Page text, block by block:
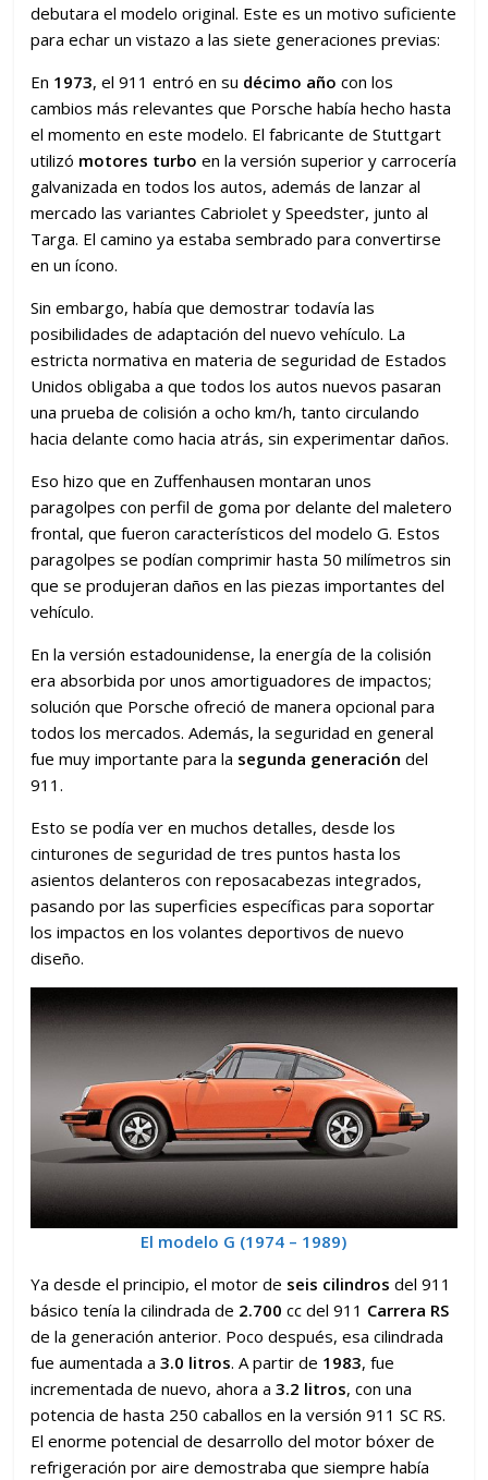
debutara el modelo original. Este es un motivo suficiente
para echar un vistazo a las siete generaciones previas:
En 1973, el 911 entró en su décimo año con los
cambios más relevantes que Porsche había hecho hasta
el momento en este modelo. El fabricante de Stuttgart
utilizó motores turbo en la versión superior y carrocería
galvanizada en todos los autos, además de lanzar al
mercado las variantes Cabriolet y Speedster, junto al
Targa. El camino ya estaba sembrado para convertirse
en un ícono.
Sin embargo, había que demostrar todavía las
posibilidades de adaptación del nuevo vehículo. La
estricta normativa en materia de seguridad de Estados
Unidos obligaba a que todos los autos nuevos pasaran
una prueba de colisión a ocho km/h, tanto circulando
hacia delante como hacia atrás, sin experimentar daños.
Eso hizo que en Zuffenhausen montaran unos
paragolpes con perfil de goma por delante del maletero
frontal, que fueron característicos del modelo G. Estos
paragolpes se podían comprimir hasta 50 milímetros sin
que se produjeran daños en las piezas importantes del
vehículo.
En la versión estadounidense, la energía de la colisión
era absorbida por unos amortiguadores de impactos;
solución que Porsche ofreció de manera opcional para
todos los mercados. Además, la seguridad en general
fue muy importante para la segunda generación del
911.
Esto se podía ver en muchos detalles, desde los
cinturones de seguridad de tres puntos hasta los
asientos delanteros con reposacabezas integrados,
pasando por las superficies específicas para soportar
los impactos en los volantes deportivos de nuevo
diseño.
El modelo G (1974 – 1989)
Ya desde el principio, el motor de seis cilindros del 911
básico tenía la cilindrada de 2.700 cc del 911 Carrera RS
de la generación anterior. Poco después, esa cilindrada
fue aumentada a3.0 litros. A partir de 1983, fue
incrementada de nuevo, ahora a3.2 litros, con una
potencia de hasta 250 caballos en la versión 911 SC RS.
El enorme potencial de desarrollo del motor bóxer de
refrigeración por aire demostraba que siempre había